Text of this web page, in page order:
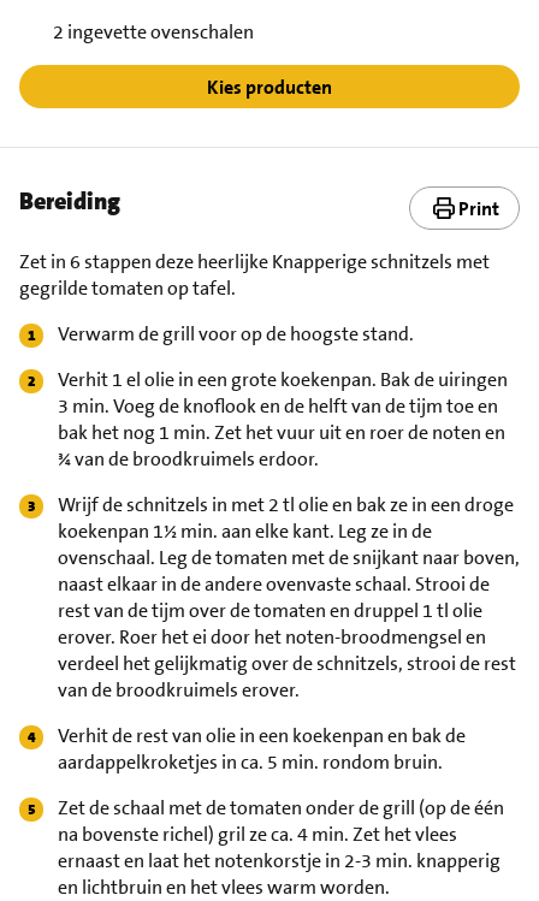
2 ingevette ovenschalen
Kies producten
Bereiding Print
Zet in 6 stappen deze heerlijke Knapperige schnitzels met
gegrilde tomaten op tafel.
Verwarm de grill voor op de hoogste stand.
Verhit 1 el olie in een grote koekenpan. Bak de uiringen
3 min. Voeg de knoflook en de helft van de tijm toe en
bak het nog 1 min. Zet het vuur uit en roer de noten en
¾ van de broodkruimels erdoor.
Wrijf de schnitzels in met 2 tl olie en bak ze in een droge
koekenpan 1½ min. aan elke kant. Leg ze in de
ovenschaal. Leg de tomaten met de snijkant naar boven,
naast elkaar in de andere ovenvaste schaal. Strooi de
rest van de tijm over de tomaten en druppel 1 tl olie
erover. Roer het ei door het noten-broodmengsel en
verdeel het gelijkmatig over de schnitzels, strooi de rest
van de broodkruimels erover.
Verhit de rest van olie in een koekenpan en bak de
aardappelkroketjes in ca. 5 min. rondom bruin.
Zet de schaal met de tomaten onder de grill (op de één
na bovenste richel) gril ze ca. 4 min. Zet het vlees
ernaast en laat het notenkorstje in 2-3 min. knapperig
en lichtbruin en het vlees warm worden.